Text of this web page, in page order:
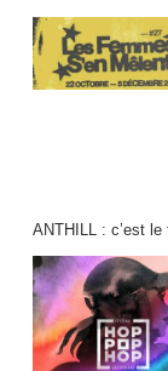
ANTHILL : c’est